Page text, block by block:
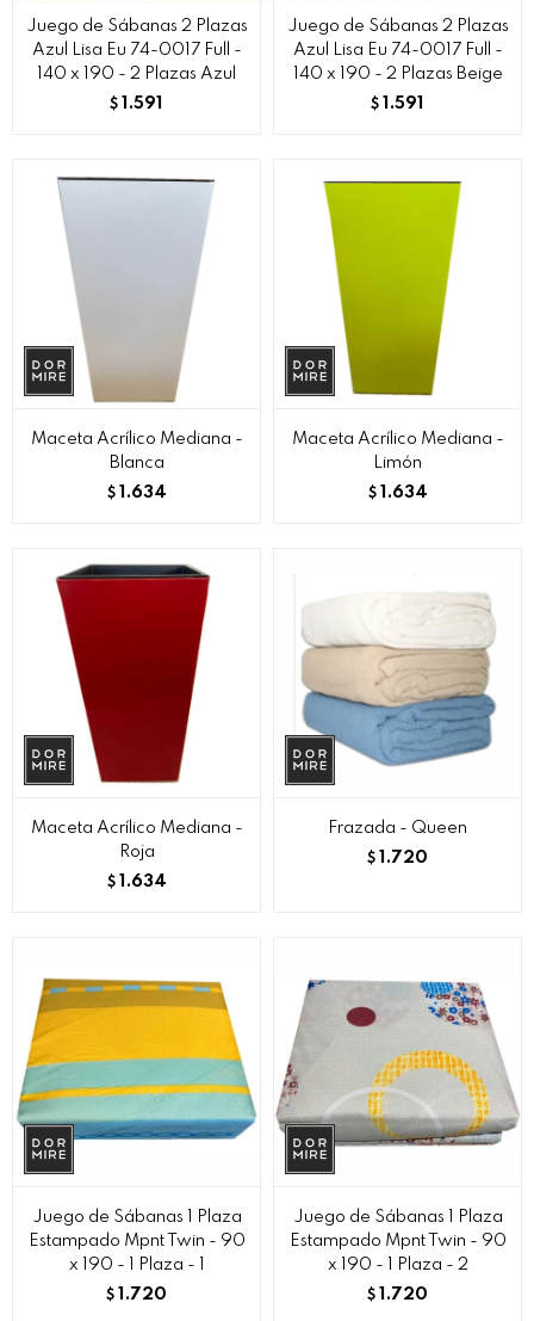
Juego de Sábanas 2 Plazas
Azul Lisa Eu 74-0017 Full -
140 x 190 - 2 Plazas Azul
$ 1.591
Juego de Sábanas 2 Plazas
Azul Lisa Eu 74-0017 Full -
140 x 190 - 2 Plazas Beige
$ 1.591
Maceta Acrílico Mediana -
Blanca
$ 1.634
Maceta Acrílico Mediana -
Limón
$ 1.634
Maceta Acrílico Mediana -
Roja
$ 1.634
Frazada - Queen
$ 1.720
Juego de Sábanas 1 Plaza
Estampado Mpnt Twin - 90
x 190 - 1 Plaza - 1
$ 1.720
Juego de Sábanas 1 Plaza
Estampado Mpnt Twin - 90
x 190 - 1 Plaza - 2
$ 1.720